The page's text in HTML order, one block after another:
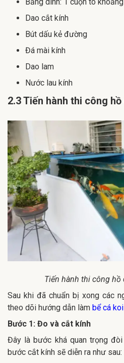
Dao cắt kính
Bút dấu kẻ đường
Đá mài kính
Dao lam
Nước lau kính
2.3 Tiến hành thi công hồ
Tiến hành thi công hồ
Sau khi đã chuẩn bị xong các
theo dõi hướng dẫn làm bể cá
Bước 1: Đo và cắt kính
Đây là bước khá quan trọng
bước cắt kính sẽ diễn ra như sau: